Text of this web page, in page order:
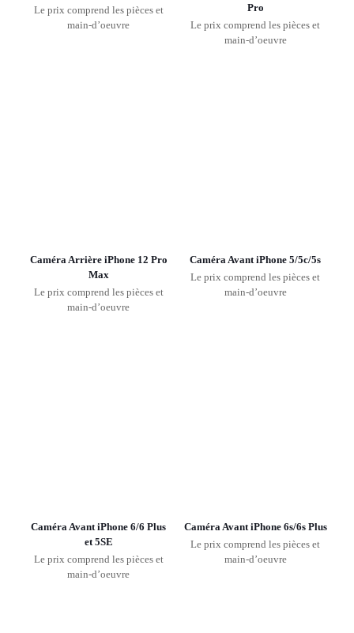
Le prix comprend les pièces et
main-d’oeuvre
Pro
Le prix comprend les pièces et
main-d’oeuvre
Caméra Arrière iPhone 12 Pro
Max
Le prix comprend les pièces et
main-d’oeuvre
Caméra Avant iPhone 5/5c/5s
Le prix comprend les pièces et
main-d’oeuvre
Caméra Avant iPhone 6/6 Plus
et 5SE
Le prix comprend les pièces et
main-d’oeuvre
Caméra Avant iPhone 6s/6s Plus
Le prix comprend les pièces et
main-d’oeuvre